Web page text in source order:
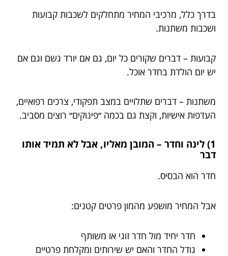
בדרך כלל, מרכיבי המחיר מתחלקים לשכבות קבועות
ושכבות משתנות.
קבועות – דברים שקורים כל יום, גם אם יורד גשם וגם אם
יש יום הולדת בחדר אוכל.
משתנות – דברים שתלויים במצב תפקודי, צרכים רפואיים,
העדפות אישיות, וקצת גם בכמה ״פינוקים״ רוצים מסביב.
1) לינה וחדר – המובן מאליו, אבל לא תמיד אותו
דבר
חדר הוא הבסיס.
אבל המחיר מושפע מהמון פרטים קטנים:
חדר יחיד מול חדר זוגי או משותף
גודל החדר והאם יש שירותים ומקלחת פרטיים